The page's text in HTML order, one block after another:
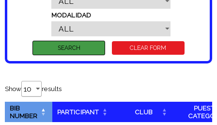
MODALIDAD
Show results
BIB
NUMBER
PARTICIPANT CLUB